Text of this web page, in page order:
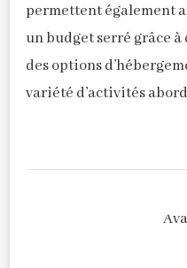
permettent également
un budget serré grâce à
des options
variété d’activités